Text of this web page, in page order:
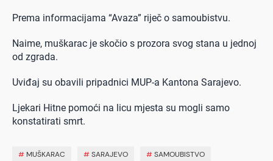
Prema informacijama “Avaza” riječ o samoubistvu.
Naime, muškarac je skočio s prozora svog stana u jednoj
od zgrada.
Uviđaj su obavili pripadnici MUP-a Kantona Sarajevo.
Ljekari Hitne pomoći na licu mjesta su mogli samo
konstatirati smrt.
# MUŠKARAC #SARAJEVO #SAMOUBISTVO